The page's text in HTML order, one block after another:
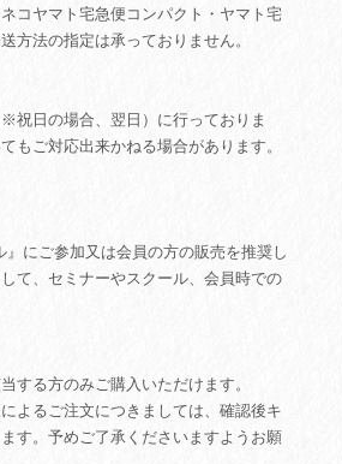
コヤマト宅急便コンパクト・ヤマト宅
方法の指定は承っておりません。
祝日の場合、翌日）に行っておりま
もご対応出来かねる場合があります。
にご参加又は会員の方の販売を推奨し
て、セミナーやスクール、会員時での
する方のみご購入いただけます。
よるご注文につきましては、確認後キ
す。予めご了承くださいますようお願